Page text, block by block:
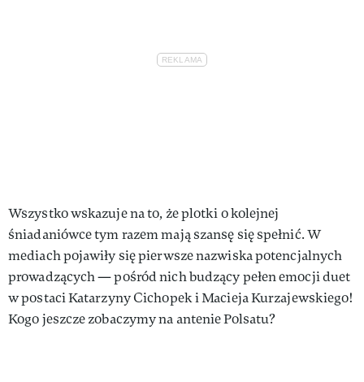
Wszystko wskazuje na to, że plotki o kolejnej
śniadaniówce tym razem mają szansę się spełnić. W
mediach pojawiły się pierwsze nazwiska potencjalnych
prowadzących — pośród nich budzący pełen emocji duet
w postaci Katarzyny Cichopek i Macieja Kurzajewskiego!
Kogo jeszcze zobaczymy na antenie Polsatu?